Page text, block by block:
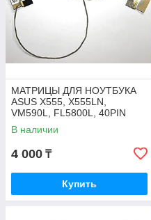
МАТРИЦЫ ДЛЯ НОУТБУКА
ASUS X555, X555LN,
VM590L, FL5800L, 40PIN
В наличии
4 000 ₸
Купить